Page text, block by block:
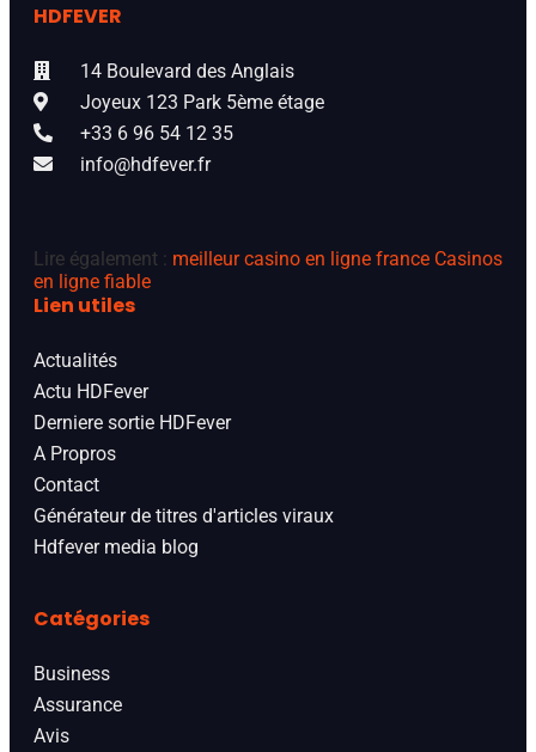
HDFEVER
14 Boulevard des Anglais
Joyeux 123 Park 5ème étage
+33 6 96 54 12 35
info@hdfever.fr
Lire également : meilleur casino en ligne france Casinos
en ligne fiable
Lien utiles
Actualités
Actu HDFever
Derniere sortie HDFever
A Propros
Contact
Générateur de titres d'articles viraux
Hdfever media blog
Catégories
Business
Assurance
Avis